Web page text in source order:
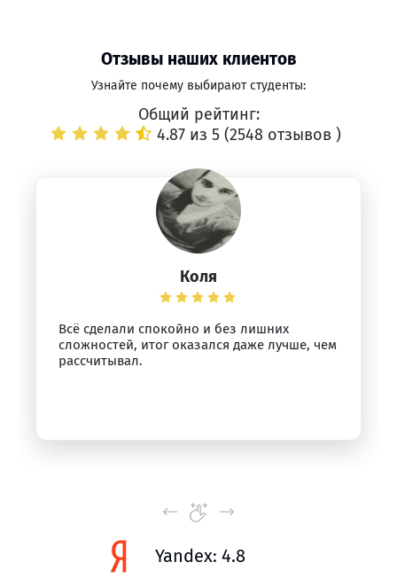
Отзывы наших клиентов
Узнайте почему выбирают студенты:
Общий рейтинг:
4.87 из 5 (2548 отзывов )
Коля
Всё сделали спокойно и без лишних
сложностей, итог оказался даже лучше, чем
рассчитывал.
Yandex: 4.8